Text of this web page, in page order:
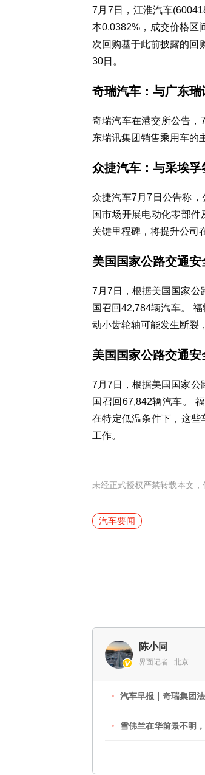
7月7日，江淮汽车
本0.0382%，成交价格区
次回购基于此前披露的回
30日。
奇瑞汽车：与广东
奇瑞汽车在港交所公告，
东瑞讯集团销售乘用车的
众捷汽车：与采埃
众捷汽车7月7日公告称
国市场开展电动化零部
关键里程碑，将提升公司
美国国家公路交通
7月7日，根据美国国家公
国召回42,784辆汽车。
动小齿轮轴可能发生断裂
美国国家公路交通
7月7日，根据美国国家公
国召回67,842辆汽车。
在特定低温条件下，这些
工作。
未经正式授权严禁转载本文，
汽车要闻
陈小同
界面记者 北京
汽车早报｜奇瑞集团
雪佛兰在华前景不明